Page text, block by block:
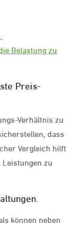
Belastung zu
Preis-
Verhältnis zu
dass
Vergleich hilft
zu
können neben